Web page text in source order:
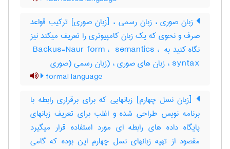
زبان صوری ، زبان رسمی ، [زبان صوری] ترکیب قواعد
صرف و نحوی که یک زبان کامپیوتری را تعریف میکند نیز
نگاه کنید به ‎ Backus-Naur form ، ‎ semantics ، ‎
syntax ، زبان های صوری ، (زبان رسمی (صوری
formal language
[زبان نسل چهارم] زبانهایی که برای برقراری رابطه با
برنامه نویس طراحی شده و اغلب برای تعریف زبانهای
پایگاه داده های رابطه ای مورد استفاده قرار میگیرد
مقصود از تهیه زبانهای نسل چهارم این بوده که گامی